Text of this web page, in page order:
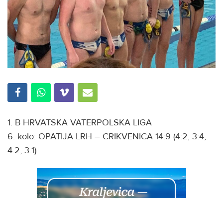
1. B HRVATSKA VATERPOLSKA LIGA
6. kolo: OPATIJA LRH – CRIKVENICA 14:9 (4:2, 3:4,
4:2, 3:1)